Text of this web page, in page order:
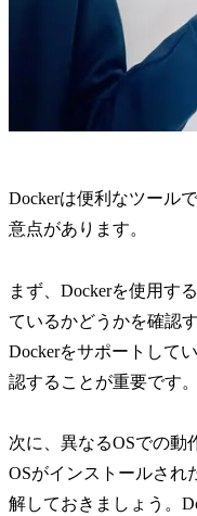
Dockerは便利なツール
意点があります。
まず、Dockerを使用す
ているかどうかを確認
Dockerをサポートして
認することが重要です。
次に、異なるOSでの動
OSがインストールされ
解しておきましょう。